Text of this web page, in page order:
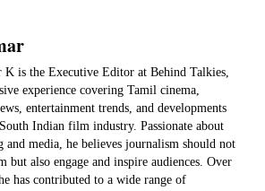
K is the Executive Editor at Behind Talkies,
experience covering Tamil cinema,
entertainment trends, and developments
Indian film industry. Passionate about
and media, he believes journalism should not
but also engage and inspire audiences. Over
has contributed to a wide range of